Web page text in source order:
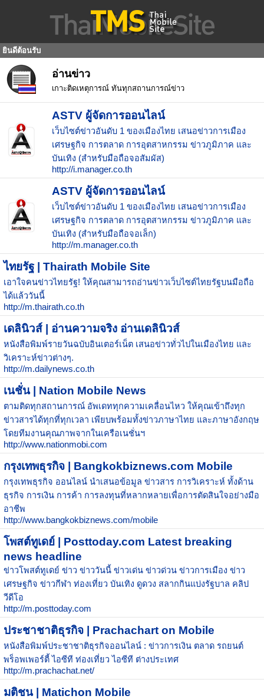
ยินดีต้อนรับ
อ่านข่าว
เกาะติดเหตุการณ์ ทันทุกสถานการณ์ข่าว
ASTV ผู้จัดการออนไลน์
เว็บไซต์ข่าวอันดับ 1 ของเมืองไทย เสนอข่าวการเมือง
เศรษฐกิจ การตลาด การอุตสาหกรรม ข่าวภูมิภาค และ
บันเทิง (สำหรับมือถือจอสัมผัส)
http://i.manager.co.th
ASTV ผู้จัดการออนไลน์
เว็บไซต์ข่าวอันดับ 1 ของเมืองไทย เสนอข่าวการเมือง
เศรษฐกิจ การตลาด การอุตสาหกรรม ข่าวภูมิภาค และ
บันเทิง (สำหรับมือถือจอเล็ก)
http://m.manager.co.th
ไทยรัฐ | Thairath Mobile Site
เอาใจคนข่าวไทยรัฐ! ให้คุณสามารถอ่านข่าวเว็บไซต์ไทยรัฐบนมือถือ
ได้แล้ววันนี้
http://m.thairath.co.th
เดลินิวส์ | อ่านความจริง อ่านเดลินิวส์
หนังสือพิมพ์รายวันฉบับอินเตอร์เน็ต เสนอข่าวทั่วไปในเมืองไทย และ
วิเคราะห์ข่าวต่างๆ.
http://m.dailynews.co.th
เนชั่น | Nation Mobile News
ตามติดทุกสถานการณ์ อัพเดททุกความเคลื่อนไหว ให้คุณเข้าถึงทุก
ข่าวสารได้ทุกที่ทุกเวลา เพียบพร้อมทั้งข่าวภาษาไทย และภาษาอังกฤษ
โดยทีมงานคุณภาพจากในเครือเนชั่นฯ
http://www.nationmobi.com
กรุงเทพธุรกิจ | Bangkokbiznews.com Mobile
กรุงเทพธุรกิจ ออนไลน์ นำเสนอข้อมูล ข่าวสาร การวิเคราะห์ ทั้งด้าน
ธุรกิจ การเงิน การค้า การลงทุนที่หลากหลายเพื่อการตัดสินใจอย่างมือ
อาชีพ
http://www.bangkokbiznews.com/mobile
โพสต์ทูเดย์ | Posttoday.com Latest breaking
news headline
ข่าวโพสต์ทูเดย์ ข่าว ข่าววันนี้ ข่าวเด่น ข่าวด่วน ข่าวการเมือง ข่าว
เศรษฐกิจ ข่าวกีฬา ท่องเที่ยว บันเทิง ดูดวง สลากกินแบ่งรัฐบาล คลิป
วีดีโอ
http://m.posttoday.com
ประชาชาติธุรกิจ | Prachachart on Mobile
หนังสือพิมพ์ประชาชาติธุรกิจออนไลน์ : ข่าวการเงิน ตลาด รถยนต์
พร็อพเพอร์ตี้ ไอซีที ท่องเที่ยว ไอซีที ต่างประเทศ
http://m.prachachat.net/
มติชน | Matichon Mobile